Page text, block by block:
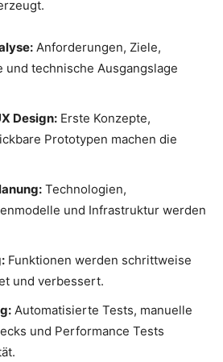
Anforderungen, Ziele,
technische Ausgangslage
Design: Erste Konzepte,
Prototypen machen die
Technologien,
und Infrastruktur werden
Funktionen werden schrittweise
und verbessert.
Automatisierte Tests, manuelle
und Performance Tests